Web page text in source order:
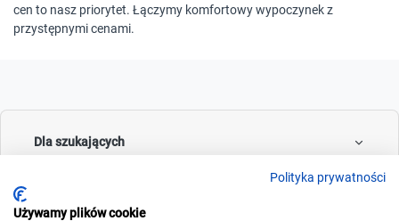
cen to nasz priorytet. Łączymy komfortowy wypoczynek z
przystępnymi cenami.
Dla szukających
Polityka prywatności
Używamy plików cookie